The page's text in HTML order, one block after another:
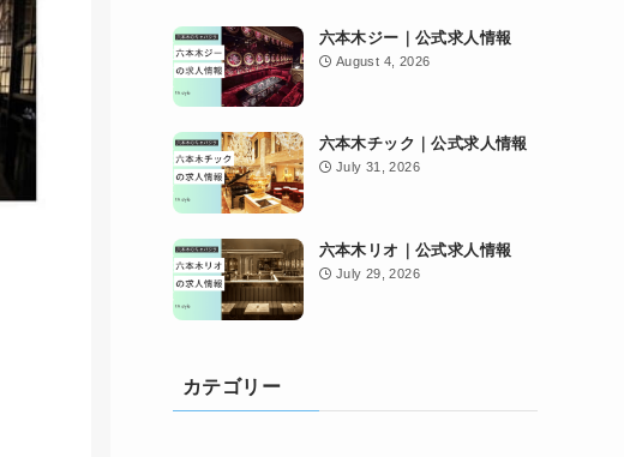
六本木ジー｜公式求人情報
August 4, 2026
六本木チック｜公式求人情報
July 31, 2026
六本木リオ｜公式求人情報
July 29, 2026
カテゴリー